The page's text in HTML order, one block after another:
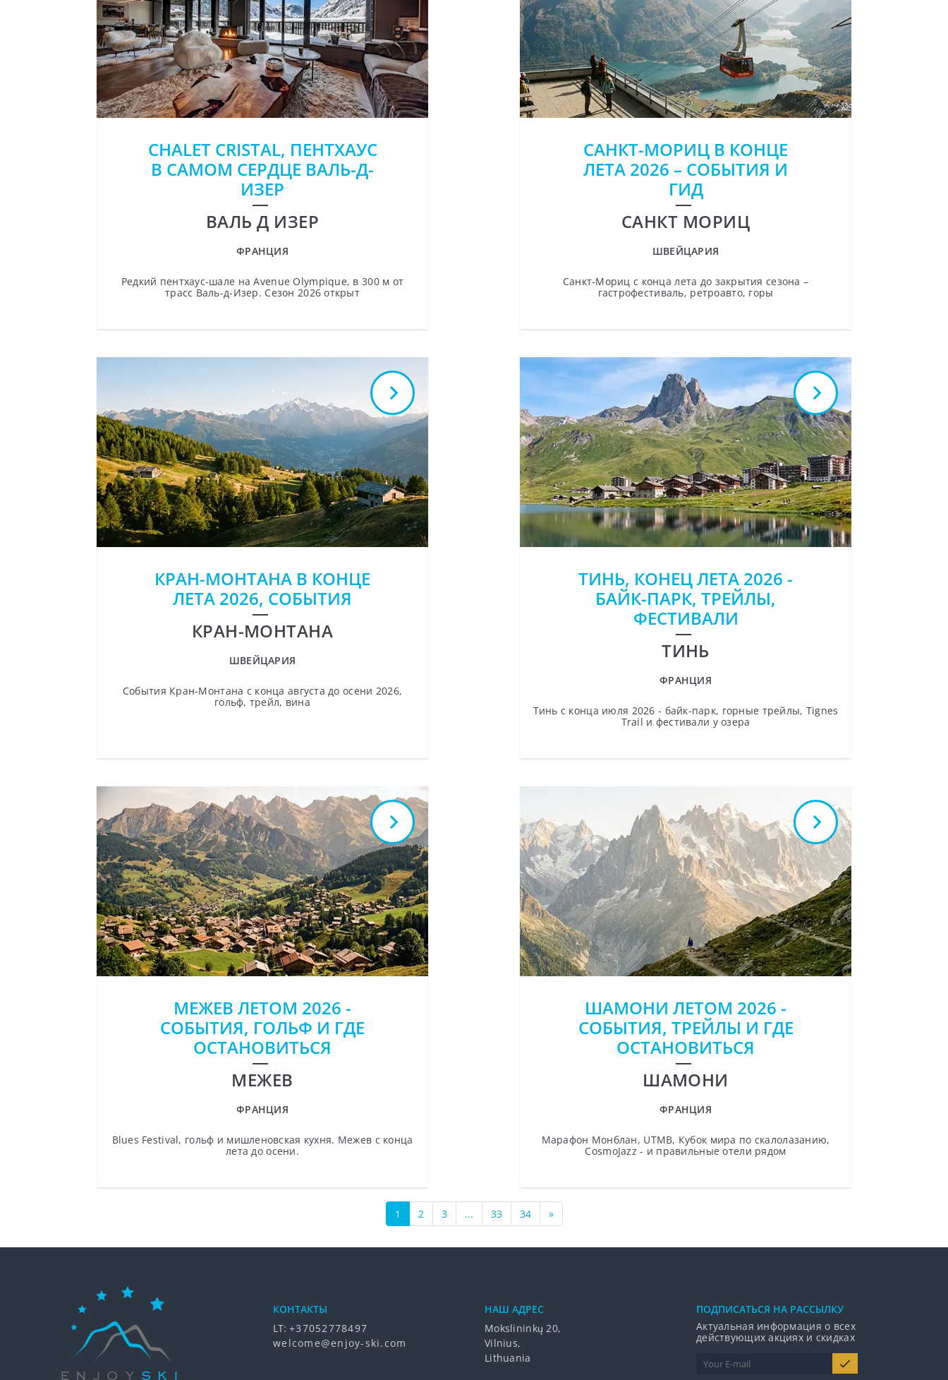
CHALET CRISTAL, ПЕНТХАУС
В САМОМ СЕРДЦЕ ВАЛЬ-Д-
ИЗЕР
ВАЛЬ Д ИЗЕР
ФРАНЦИЯ
Редкий пентхаус-шале на Avenue Olympique, в 300 м от
трасс Валь-д-Изер. Сезон 2026 открыт
САНКТ-МОРИЦ В КОНЦЕ
ЛЕТА 2026 – СОБЫТИЯ И
ГИД
САНКТ МОРИЦ
ШВЕЙЦАРИЯ
Санкт-Мориц с конца лета до закрытия сезона –
гастрофестиваль, ретроавто, горы
КРАН-МОНТАНА В КОНЦЕ
ЛЕТА 2026, СОБЫТИЯ
КРАН-МОНТАНА
ШВЕЙЦАРИЯ
События Кран-Монтана с конца августа до осени 2026,
гольф, трейл, вина
ТИНЬ, КОНЕЦ ЛЕТА 2026 -
БАЙК-ПАРК, ТРЕЙЛЫ,
ФЕСТИВАЛИ
ТИНЬ
ФРАНЦИЯ
Тинь с конца июля 2026 - байк-парк, горные трейлы, Tignes
Trail и фестивали у озера
МЕЖЕВ ЛЕТОМ 2026 -
СОБЫТИЯ, ГОЛЬФ И ГДЕ
ОСТАНОВИТЬСЯ
МЕЖЕВ
ФРАНЦИЯ
Blues Festival, гольф и мишленовская кухня. Межев с конца
лета до осени.
ШАМОНИ ЛЕТОМ 2026 -
СОБЫТИЯ, ТРЕЙЛЫ И ГДЕ
ОСТАНОВИТЬСЯ
ШАМОНИ
ФРАНЦИЯ
Марафон Монблан, UTMB, Кубок мира по скалолазанию,
CosmoJazz - и правильные отели рядом
1 2 3 ... 33 34 »
КОНТАКТЫ
LT: +37052778497
welcome@enjoy-ski.com
НАШ АДРЕС
Mokslininkų 20,
Vilnius,
Lithuania
ПОДПИCАТЬСЯ НА РАССЫЛКУ
Актуальная информация о всех
действующих акциях и скидках